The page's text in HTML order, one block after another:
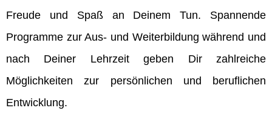
Freude und Spaß an Deinem Tun. Spannende
Programme zur Aus- und Weiterbildung während und
nach Deiner Lehrzeit geben Dir zahlreiche
Möglichkeiten zur persönlichen und beruflichen
Entwicklung.